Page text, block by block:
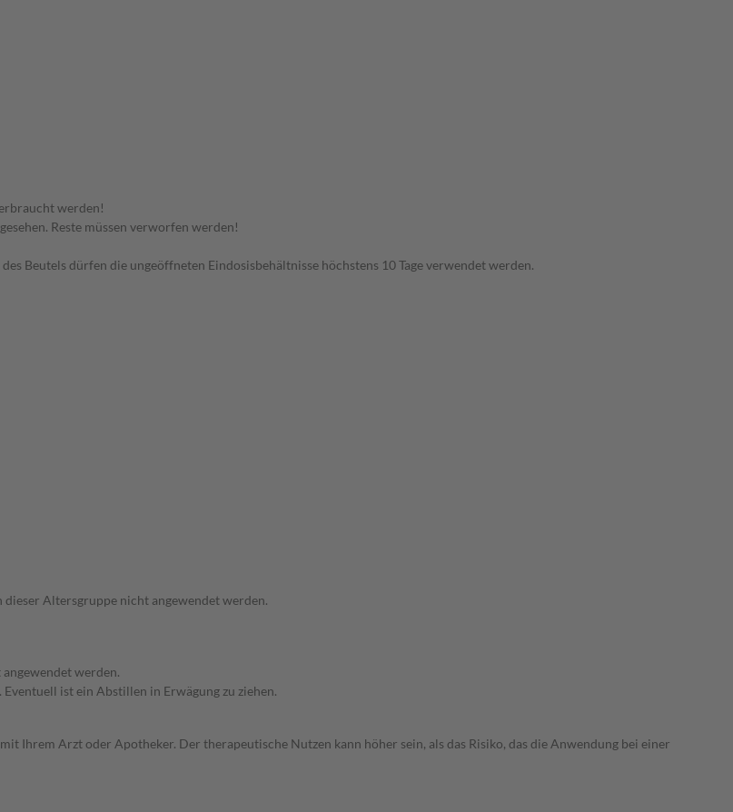
werden!
Reste müssen verworfen werden!
Beutels dürfen die ungeöffneten Eindosisbehältnisse höchstens 10 Tage verwendet werden.
Altersgruppe nicht angewendet werden.
werden.
ist ein Abstillen in Erwägung zu ziehen.
Ihrem Arzt oder Apotheker. Der therapeutische Nutzen kann höher sein, als das Risiko, das die Anwendung bei einer